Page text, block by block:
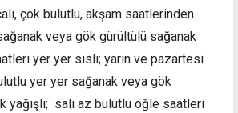
çok bulutlu, akşam saatlerinden
veya gök gürültülü sağanak
yer yer sisli; yarın ve pazartesi
yer yer sağanak veya gök
yağışlı; salı az bulutlu öğle saatleri